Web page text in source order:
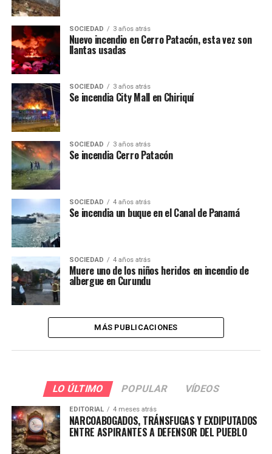
SOCIEDAD 3 años atrás
Nuevo incendio en Cerro Patacón, esta vez son
llantas usadas
SOCIEDAD 3 años atrás
Se incendia City Mall en Chiriquí
SOCIEDAD 3 años atrás
Se incendia Cerro Patacón
SOCIEDAD 4 años atrás
Se incendia un buque en el Canal de Panamá
SOCIEDAD 4 años atrás
Muere uno de los niños heridos en incendio de
albergue en Curundu
MÁS PUBLICACIONES
LO ÚLTIMO POPULAR VÍDEOS
EDITORIAL 4 meses atrás
NARCOABOGADOS, TRÁNSFUGAS Y EXDIPUTADOS
ENTRE ASPIRANTES A DEFENSOR DEL PUEBLO